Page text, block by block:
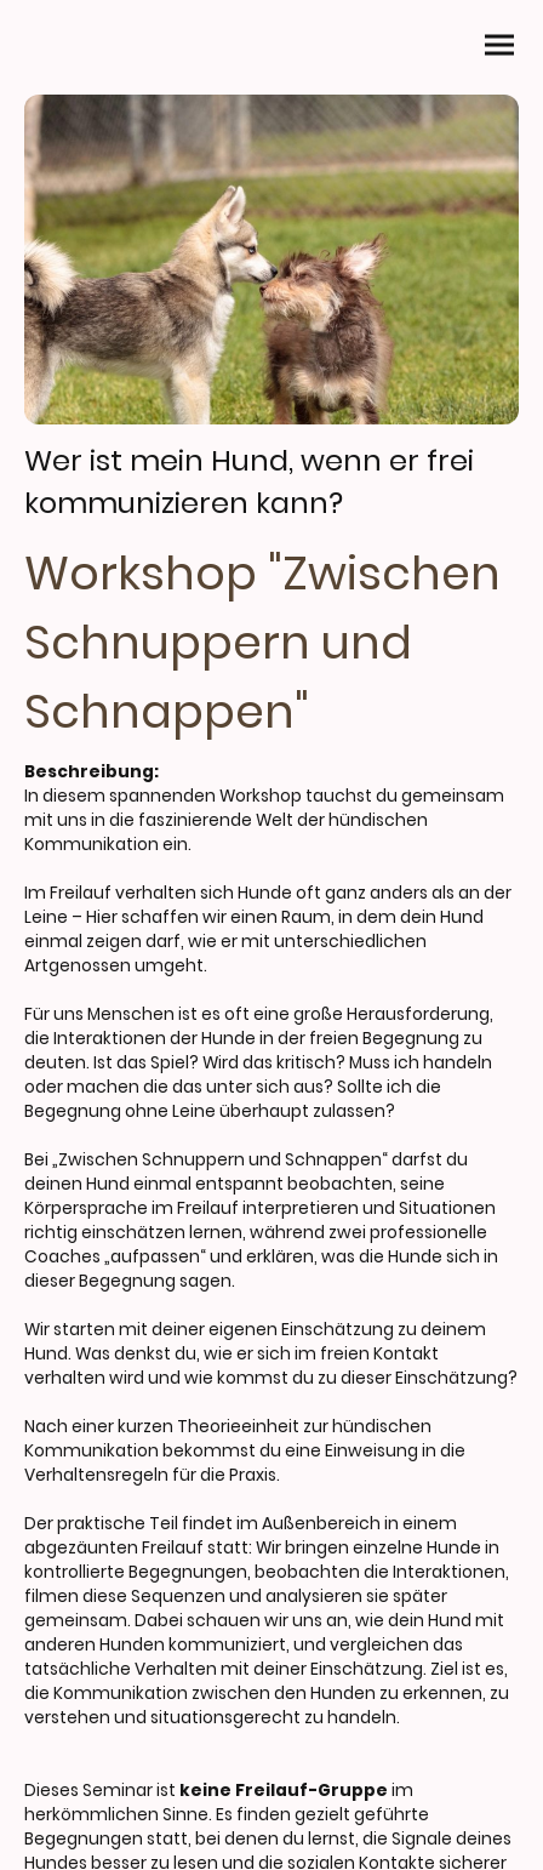
Wer ist mein Hund, wenn er frei
kommunizieren kann?
Workshop "Zwischen
Schnuppern und
Schnappen"
Beschreibung:
In diesem spannenden Workshop tauchst du gemeinsam
mit uns in die faszinierende Welt der hündischen
Kommunikation ein.
Im Freilauf verhalten sich Hunde oft ganz anders als an der
Leine – Hier schaffen wir einen Raum, in dem dein Hund
einmal zeigen darf, wie er mit unterschiedlichen
Artgenossen umgeht.
Für uns Menschen ist es oft eine große Herausforderung,
die Interaktionen der Hunde in der freien Begegnung zu
deuten. Ist das Spiel? Wird das kritisch? Muss ich handeln
oder machen die das unter sich aus? Sollte ich die
Begegnung ohne Leine überhaupt zulassen?
Bei „Zwischen Schnuppern und Schnappen“ darfst du
deinen Hund einmal entspannt beobachten, seine
Körpersprache im Freilauf interpretieren und Situationen
richtig einschätzen lernen, während zwei professionelle
Coaches „aufpassen“ und erklären, was die Hunde sich in
dieser Begegnung sagen.
Wir starten mit deiner eigenen Einschätzung zu deinem
Hund. Was denkst du, wie er sich im freien Kontakt
verhalten wird und wie kommst du zu dieser Einschätzung?
Nach einer kurzen Theorieeinheit zur hündischen
Kommunikation bekommst du eine Einweisung in die
Verhaltensregeln für die Praxis.
Der praktische Teil findet im Außenbereich in einem
abgezäunten Freilauf statt: Wir bringen einzelne Hunde in
kontrollierte Begegnungen, beobachten die Interaktionen,
filmen diese Sequenzen und analysieren sie später
gemeinsam. Dabei schauen wir uns an, wie dein Hund mit
anderen Hunden kommuniziert, und vergleichen das
tatsächliche Verhalten mit deiner Einschätzung. Ziel ist es,
die Kommunikation zwischen den Hunden zu erkennen, zu
verstehen und situationsgerecht zu handeln.
Dieses Seminar ist keine Freilauf-Gruppe im
herkömmlichen Sinne. Es finden gezielt geführte
Begegnungen statt, bei denen du lernst, die Signale deines
Hundes besser zu lesen und die sozialen Kontakte sicherer